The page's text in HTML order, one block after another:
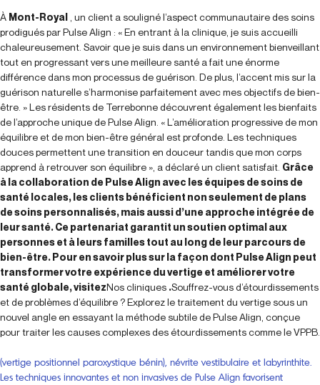
À Mont-Royal , un client a souligné l’aspect communautaire des soins
prodigués par Pulse Align : « En entrant à la clinique, je suis accueilli
chaleureusement. Savoir que je suis dans un environnement bienveillant
tout en progressant vers une meilleure santé a fait une énorme
différence dans mon processus de guérison. De plus, l’accent mis sur la
guérison naturelle s’harmonise parfaitement avec mes objectifs de bien-
être. » Les résidents de Terrebonne découvrent également les bienfaits
de l’approche unique de Pulse Align. « L’amélioration progressive de mon
équilibre et de mon bien-être général est profonde. Les techniques
douces permettent une transition en douceur tandis que mon corps
apprend à retrouver son équilibre », a déclaré un client satisfait. Grâce
à la collaboration de Pulse Align avec les équipes de soins de
santé locales, les clients bénéficient non seulement de plans
de soins personnalisés, mais aussi d’une approche intégrée de
leur santé. Ce partenariat garantit un soutien optimal aux
personnes et à leurs familles tout au long de leur parcours de
bien-être. Pour en savoir plus sur la façon dont Pulse Align peut
transformer votre expérience du vertige et améliorer votre
santé globale, visitezNos cliniques .Souffrez-vous d’étourdissements
et de problèmes d’équilibre ? Explorez le traitement du vertige sous un
nouvel angle en essayant la méthode subtile de Pulse Align, conçue
pour traiter les causes complexes des étourdissements comme le VPPB.
(vertige positionnel paroxystique bénin), névrite vestibulaire et labyrinthite.
Les techniques innovantes et non invasives de Pulse Align favorisent